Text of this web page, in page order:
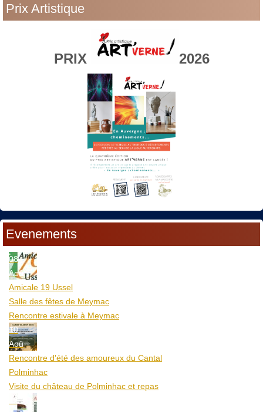
Prix Artistique
PRIX 2026
Evenements
08
Aoû
Amicale 19 Ussel
Salle des fêtes de Meymac
Rencontre estivale à Meymac
10
Aoû
Rencontre d'été des amoureux du Cantal
Polminhac
Visite du château de Polminhac et repas
12